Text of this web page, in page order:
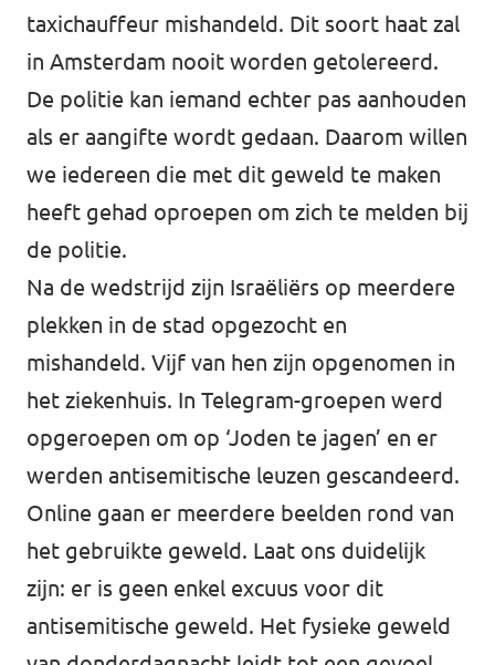
taxichauffeur mishandeld. Dit soort haat zal
in Amsterdam nooit worden getolereerd.
De politie kan iemand echter pas aanhouden
als er aangifte wordt gedaan. Daarom willen
we iedereen die met dit geweld te maken
heeft gehad oproepen om zich te melden bij
de politie.
Na de wedstrijd zijn Israëliërs op meerdere
plekken in de stad opgezocht en
mishandeld. Vijf van hen zijn opgenomen in
het ziekenhuis. In Telegram-groepen werd
opgeroepen om op ‘Joden te jagen’ en er
werden antisemitische leuzen gescandeerd.
Online gaan er meerdere beelden rond van
het gebruikte geweld. Laat ons duidelijk
zijn: er is geen enkel excuus voor dit
antisemitische geweld. Het fysieke geweld